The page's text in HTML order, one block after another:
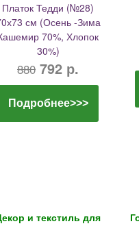
Платок Тедди (№28)
см (Осень -Зима
70%, Хлопок
30%)
880 792 р.
Подробнее>>>
и текстиль для